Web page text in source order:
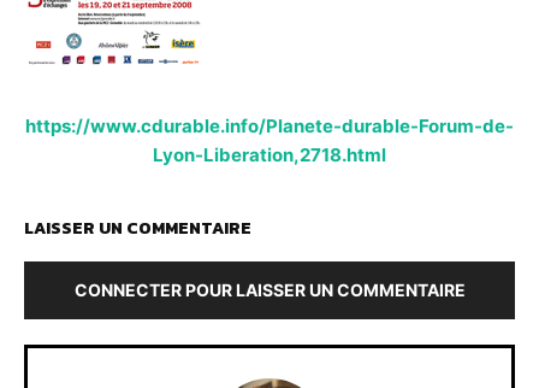
https://www.cdurable.info/Planete-durable-Forum-de-
Lyon-Liberation,2718.html
LAISSER UN COMMENTAIRE
CONNECTER POUR LAISSER UN COMMENTAIRE